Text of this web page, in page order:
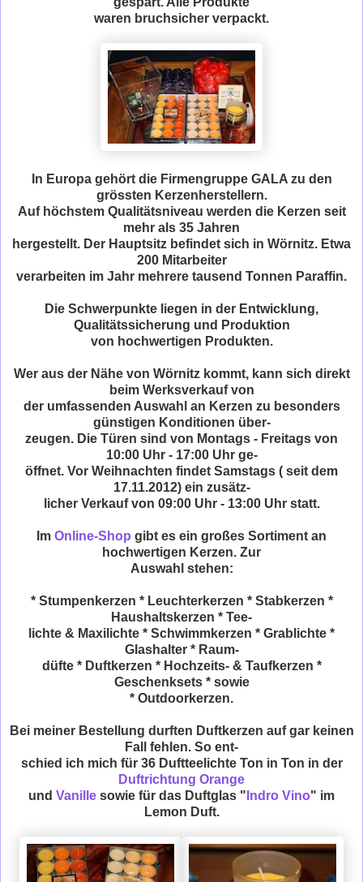
waren bruchsicher verpackt.
In Europa gehört die Firmengruppe GALA zu den
grössten Kerzenherstellern.
Auf höchstem Qualitätsniveau werden die Kerzen seit
mehr als 35 Jahren
hergestellt. Der Hauptsitz befindet sich in Wörnitz. Etwa
200 Mitarbeiter
verarbeiten im Jahr mehrere tausend Tonnen Paraffin.
Die Schwerpunkte liegen in der Entwicklung,
Qualitätssicherung und Produktion
von hochwertigen Produkten.
Wer aus der Nähe von Wörnitz kommt, kann sich direkt
beim Werksverkauf von
der umfassenden Auswahl an Kerzen zu besonders
günstigen Konditionen über-
zeugen. Die Türen sind von Montags - Freitags von
10:00 Uhr - 17:00 Uhr ge-
öffnet. Vor Weihnachten findet Samstags ( seit dem
17.11.2012) ein zusätz-
licher Verkauf von 09:00 Uhr - 13:00 Uhr statt.
Im Online-Shop gibt es ein großes Sortiment an
hochwertigen Kerzen. Zur
Auswahl stehen:
* Stumpenkerzen * Leuchterkerzen * Stabkerzen *
Haushaltskerzen * Tee-
lichte & Maxilichte * Schwimmkerzen * Grablichte *
Glashalter * Raum-
düfte * Duftkerzen * Hochzeits- & Taufkerzen *
Geschenksets * sowie
* Outdoorkerzen.
Bei meiner Bestellung durften Duftkerzen auf gar keinen
Fall fehlen. So ent-
schied ich mich für 36 Duftteelichte Ton in Ton in der
Duftrichtung Orange
und Vanille sowie für das Duftglas " Indro Vino" im
Lemon Duft.